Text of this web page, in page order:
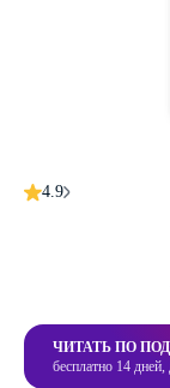
4.9
ЧИТАТЬ ПО
бесплатно 14 дней,